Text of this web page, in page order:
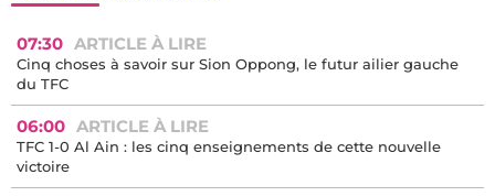
07:30 ARTICLE À LIRE
Cinq choses à savoir sur Sion Oppong, le futur ailier gauche
du TFC
06:00 ARTICLE À LIRE
TFC 1-0 Al Ain : les cinq enseignements de cette nouvelle
victoire